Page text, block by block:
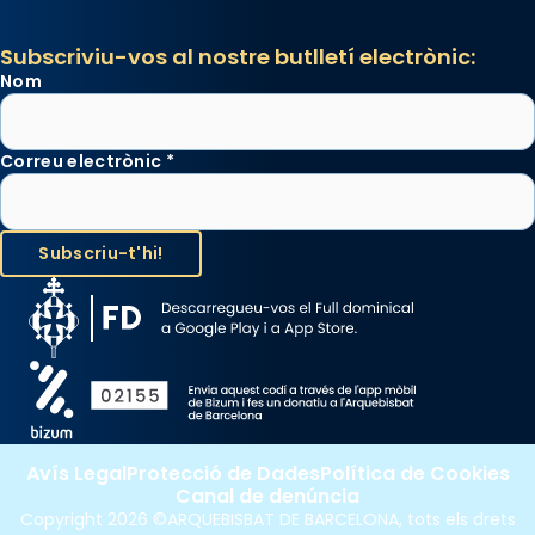
Subscriviu-vos al nostre butlletí electrònic:
Nom
Correu electrònic *
Copyright 2026 ©ARQUEBISBAT DE BARCELONA, tots els drets
Avís LegalProtecció de DadesPolítica de Cookies
Canal de denúncia